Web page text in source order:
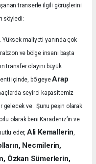
transerle ilgili görüşlerini
söyledi:
maliyeti yanında çok
ve bölge insanı başta
transfer olayını büyük
içinde, bölgeyeArap
seyirci kapasitemiz
gelecek ve.. Şunu peşin olarak
olarak beni Karadeniz’in ve
eder, Ali Kemallerin,
Necmilerin,
Özkan Sümerlerin,